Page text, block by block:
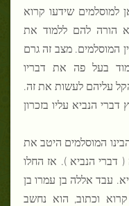
שידעו קרוא
הורה להם ללמוד את
המוסלמים. מצב זה גרם
בעל פה את דבריו
עליהם לעשות את זה.
הנביא עליו בזכרון
הבינו המוסלמים היטב את
( דברי הנביא ). אז החלו
עבד אללה בן עמרו בן
וכתוב, הוא נחשב